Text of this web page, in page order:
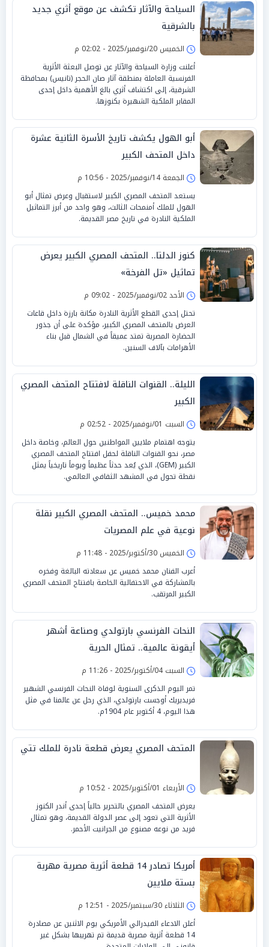
السياحة والآثار تكشف عن موقع أثري جديد
بالشرقية
الخميس 20/نوفمبر/2025 - 02:02 م
أعلنت وزارة السياحة والآثار عن توصل البعثة الأثرية
الفرنسية العاملة بمنطقة آثار صان الحجر (تانيس) بمحافظة
الشرقية، إلى اكتشاف أثري بالغ الأهمية داخل إحدى
المقابر الملكية الشهيرة بكنوزها.
أبو الهول يكشف تاريخ الأسرة الثانية عشرة
داخل المتحف الكبير
الجمعة 14/نوفمبر/2025 - 10:56 م
يستعد المتحف المصري الكبير لاستقبال وعرض تمثال أبو
الهول للملك أمنمحات الثالث، وهو واحد من أبرز التماثيل
الملكية النادرة في تاريخ مصر القديمة.
كنوز الدلتا.. المتحف المصري الكبير يعرض
تماثيل «تل الفرخة»
الأحد 02/نوفمبر/2025 - 09:02 م
تحتل إحدى القطع الأثرية النادرة مكانة بارزة داخل قاعات
العرض بالمتحف المصري الكبير، مؤكدة على أن جذور
الحضارة المصرية تمتد عميقاً في الشمال قبل بناء
الأهرامات بآلاف السنين.
الليلة.. القنوات الناقلة لافتتاح المتحف المصري
الكبير
السبت 01/نوفمبر/2025 - 02:52 م
يتوجه اهتمام ملايين المواطنين حول العالم، وخاصة داخل
مصر، نحو القنوات الناقلة لحفل افتتاح المتحف المصري
الكبير (GEM)، الذي يُعد حدثاً عظيماً ويوماً تاريخياً يمثل
نقطة تحول في المشهد الثقافي العالمي.
محمد خميس.. المتحف المصري الكبير نقلة
نوعية في علم المصريات
الخميس 30/أكتوبر/2025 - 11:48 م
أعرب الفنان محمد خميس عن سعادته البالغة وفخره
بالمشاركة في الاحتفالية الخاصة بافتتاح المتحف المصري
الكبير المرتقب.
النحات الفرنسي بارتولدي وصناعة أشهر
أيقونة عالمية.. تمثال الحرية
السبت 04/أكتوبر/2025 - 11:26 م
تمر اليوم الذكرى السنوية لوفاة النحات الفرنسي الشهير
فريديريك أوجست بارتولدي، الذي رحل عن عالمنا في مثل
هذا اليوم، 4 أكتوبر عام 1904م.
المتحف المصري يعرض قطعة نادرة للملك تتي
الأربعاء 01/أكتوبر/2025 - 10:52 م
يعرض المتحف المصري بالتحرير حالياً إحدى أندر الكنوز
الأثرية التي تعود إلى عصر الدولة القديمة، وهو تمثال
فريد من نوعه مصنوع من الجرانيت الأحمر.
أمريكا تصادر 14 قطعة أثرية مصرية مهربة
بستة ملايين
الثلاثاء 30/سبتمبر/2025 - 12:51 م
أعلن الادعاء الفيدرالي الأمريكي يوم الاثنين عن مصادرة
14 قطعة أثرية مصرية قديمة تم تهريبها بشكل غير